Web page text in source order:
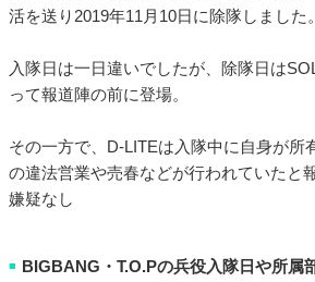
活を送り2019年11月10日に除隊しました。
入隊日は一日違いでしたが、除隊日は
って報道陣の前に登場。
その一方で、D-LITEは入隊中に自身が所
の違法営業や売春などが行われていたと
嫌疑なし
■ BIGBANG・T.O.Pの兵役入隊日や所属